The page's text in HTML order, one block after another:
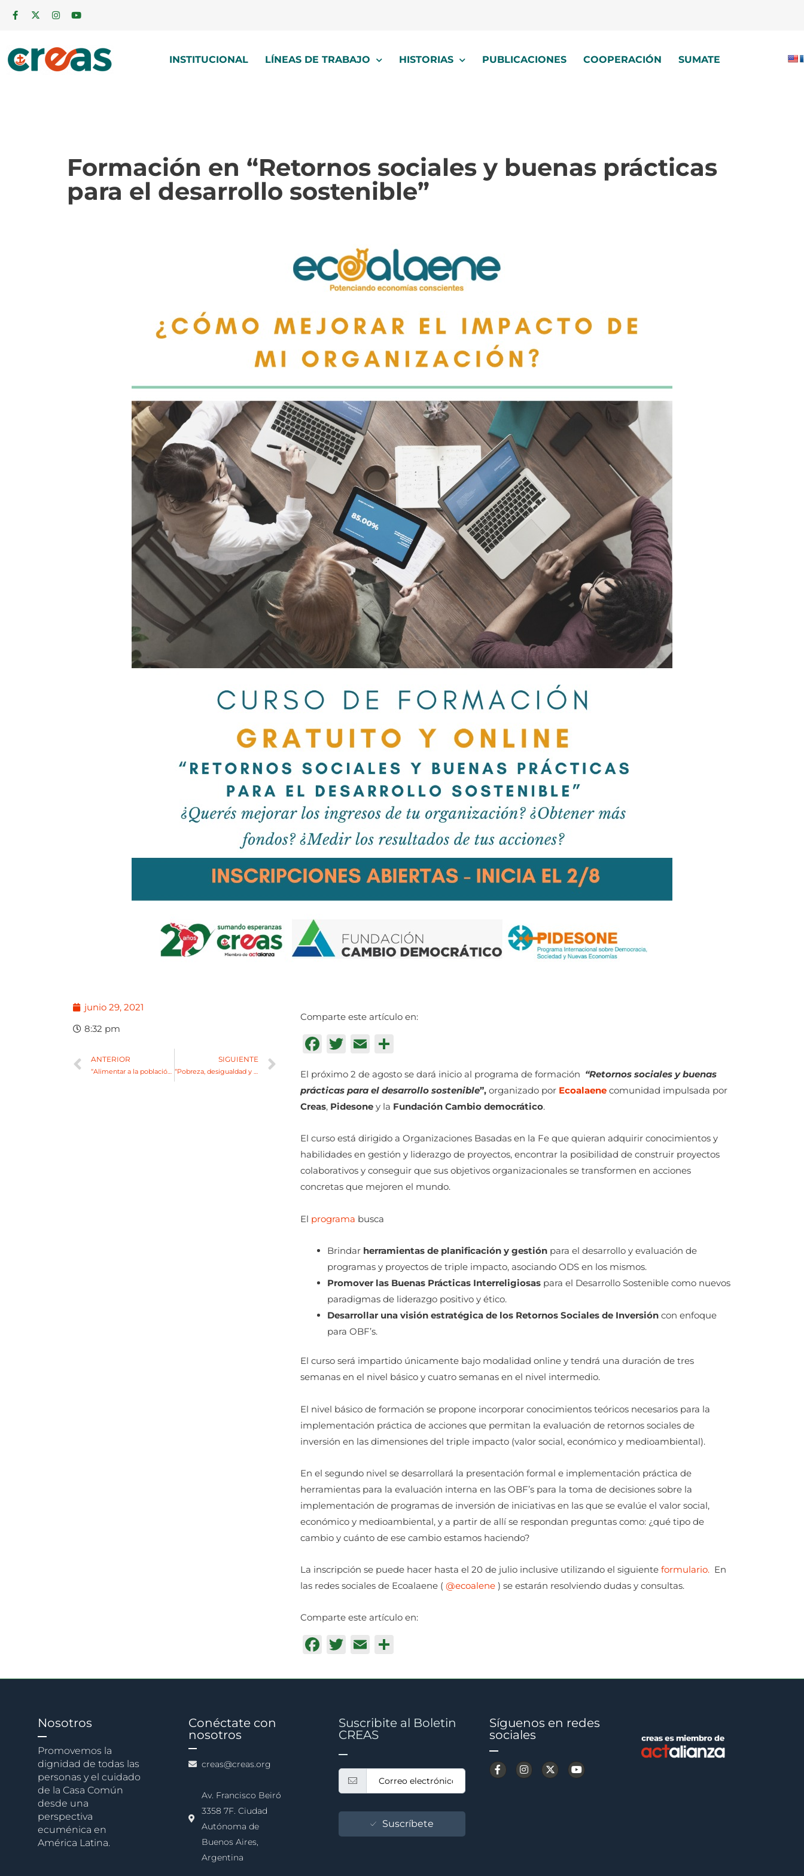
INSTITUCIONAL LÍNEAS DE TRABAJO HISTORIAS PUBLICACIONES COOPERACIÓN SUMATE
Formación en “Retornos sociales y buenas prácticas
para el desarrollo sostenible”
junio 29, 2021
8:32 pm
ANTERIOR
“Alimentar a la población sin dañar el medio ambiente”
SIGUIENTE
“Pobreza, desigualdad y periferias” segunda mesa redonda de Ecoalene
Comparte este artículo en:
Facebook
Twitter
Email
El próximo 2 de agosto se dará inicio al programa de formación “Retornos sociales y buenas
prácticas para el desarrollo sostenible”, organizado por Ecoalaenecomunidad impulsada por
Creas, Pidesoney la Fundación Cambio democrático.
El curso está dirigido a Organizaciones Basadas en la Fe que quieran adquirir conocimientos y
habilidades en gestión y liderazgo de proyectos, encontrar la posibilidad de construir proyectos
colaborativos y conseguir que sus objetivos organizacionales se transformen en acciones
concretas que mejoren el mundo.
El programa busca
Brindarherramientas de planificación y gestiónpara el desarrollo y evaluación de
programas y proyectos de triple impacto, asociando ODS en los mismos.
Promover las Buenas Prácticas Interreligiosaspara el Desarrollo Sostenible como nuevos
paradigmas de liderazgo positivo y ético.
Desarrollar una visión estratégica de los Retornos Sociales de Inversióncon enfoque
para OBF’s.
El curso será impartido únicamente bajo modalidad online y tendrá una duración de tres
semanas en el nivel básico y cuatro semanas en el nivel intermedio.
El nivel básico de formación se propone incorporar conocimientos teóricos necesarios para la
implementación práctica de acciones que permitan la evaluación de retornos sociales de
inversión en las dimensiones del triple impacto (valor social, económico y medioambiental).
En el segundo nivel se desarrollará la presentación formal e implementación práctica de
herramientas para la evaluación interna en las OBF’spara la toma de decisiones sobre la
implementación de programas de inversión de iniciativas en las que se evalúe el valor social,
económico y medioambiental, y a partir de allí se respondan preguntas como: ¿qué tipo de
cambio y cuánto de ese cambio estamos haciendo?
La inscripción se puede hacer hasta el 20 de julio inclusive utilizando el siguiente formulario. En
las redes sociales de Ecoalaene ( @ecoalene) se estarán resolviendo dudas y consultas.
Comparte este artículo en:
Facebook
Twitter
Email
Nosotros
Promovemos la
dignidad de todas las
personas y el cuidado
de la Casa Común
desde una
perspectiva
ecuménica en
América Latina.
Conéctate con
nosotros
creas@creas.org
Av. Francisco Beiró
3358 7F. Ciudad
Autónoma de
Buenos Aires,
Argentina
Suscribite al Boletin
CREAS
Suscríbete
Síguenos en redes
sociales